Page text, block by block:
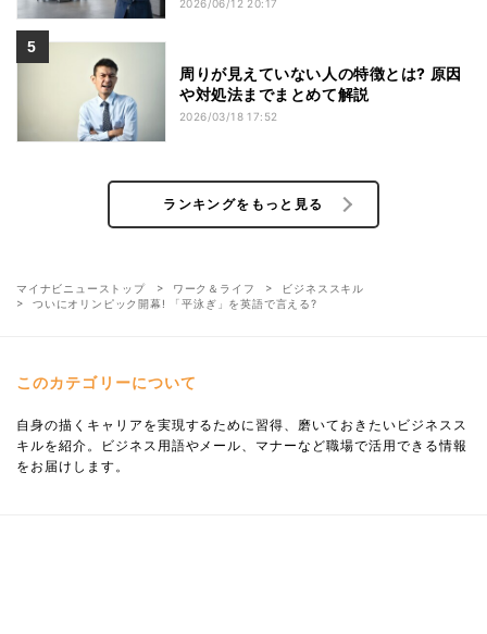
2026/06/12 20:17
周りが見えていない人の特徴とは? 原因
や対処法までまとめて解説
2026/03/18 17:52
ランキングをもっと見る
マイナビニューストップ ワーク＆ライフ
ビジネススキル
ついにオリンピック開幕! 「平泳ぎ」を英語で言える?
このカテゴリーについて
自身の描くキャリアを実現するために習得、磨いておきたいビジネスス
キルを紹介。ビジネス用語やメール、マナーなど職場で活用できる情報
をお届けします。